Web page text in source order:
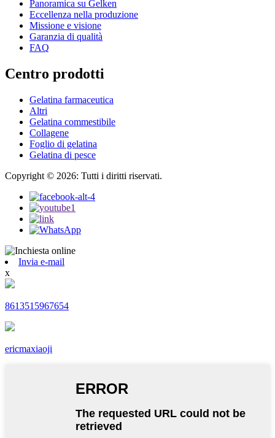
Panoramica su Gelken
Eccellenza nella produzione
Missione e visione
Garanzia di qualità
FAQ
Centro prodotti
Gelatina farmaceutica
Altri
Gelatina commestibile
Collagene
Foglio di gelatina
Gelatina di pesce
Copyright © 2026: Tutti i diritti riservati.
Invia e-mail
x
8613515967654
ericmaxiaoji